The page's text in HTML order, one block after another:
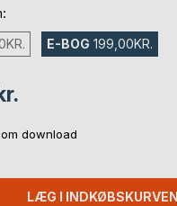
E-BOG 199,00KR.
download
LÆG I INDKØBSKURVEN